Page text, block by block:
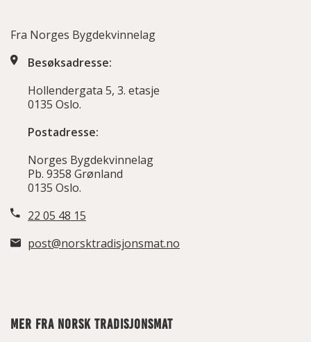
Fra Norges Bygdekvinnelag
Besøksadresse:
Hollendergata 5, 3. etasje
0135 Oslo.
Postadresse:
Norges Bygdekvinnelag
Pb. 9358 Grønland
0135 Oslo.
22 05 48 15
post@norsktradisjonsmat.no
MER FRA NORSK TRADISJONSMAT